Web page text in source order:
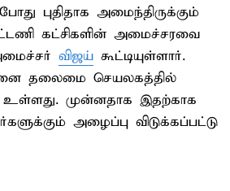
புதிதாக அமைந்திருக்கும்
கட்சிகளின் அமைச்சரவை
விஜய் கூட்டியுள்ளார்.
தலைமை செயலகத்தில்
முன்னதாக இதற்காக
அழைப்பு விடுக்கப்பட்டு